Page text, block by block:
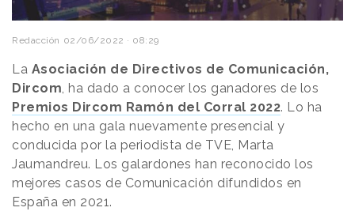
Redacción 02/06/2022 · 08:29
La Asociación de Directivos de Comunicación,
Dircom, ha dado a conocer los ganadores de los
Premios Dircom Ramón del Corral 2022. Lo ha
hecho en una gala nuevamente presencial y
conducida por la periodista de TVE, Marta
Jaumandreu. Los galardones han reconocido los
mejores casos de Comunicación difundidos en
España en 2021.